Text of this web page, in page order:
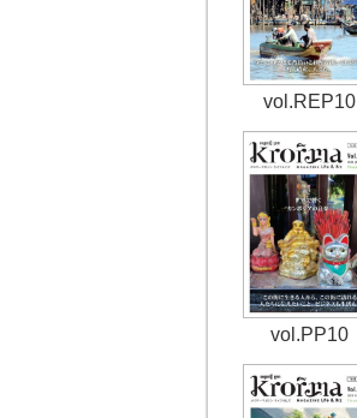
vol.REP10
vol.PP10